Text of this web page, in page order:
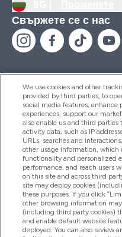
Свържете се с нас
Помощ И
Продукти
Информация За
Лоялност И
We use cookies and other
provided by third parties, to
social media features, enhance
experiences, support our
also enable us and third parties
activity data, such as IP
URLs, searches and
other usage information, which
functionality and personalized
performance, and reach users
on this site and across third
site may deploy cookies
these purposes. If you click
other browsing information
(including third party cookies)
and enable default website
deployed. You can also review